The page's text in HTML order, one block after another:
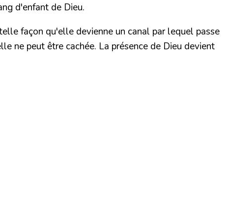
d'enfant de Dieu.
façon qu'elle devienne un canal par lequel passe
ne peut être cachée. La présence de Dieu devient